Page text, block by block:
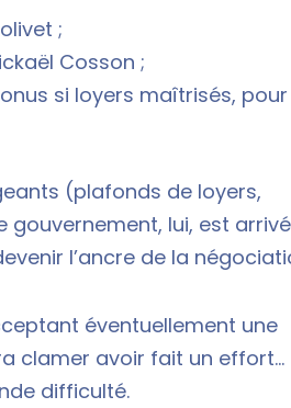
;
Cosson ;
si loyers maîtrisés, pour
(plafonds de loyers,
gouvernement, lui, est arrivé
l’ancre de la
éventuellement une
clamer avoir fait un effort…
difficulté.